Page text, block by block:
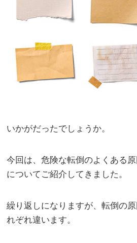
いかがだったでしょうか。
今回は、危険な転倒のよくある
についてご紹介してきました。
繰り返しになりますが、転倒の
れぞれ違います。